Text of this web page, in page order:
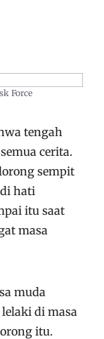
Force
tengah
cerita.
sempit
hati
itu saat
masa
muda
di masa
itu.